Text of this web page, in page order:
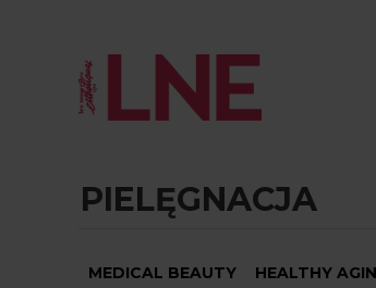
PIELĘGNACJA
MEDICAL BEAUTY HEALTHY